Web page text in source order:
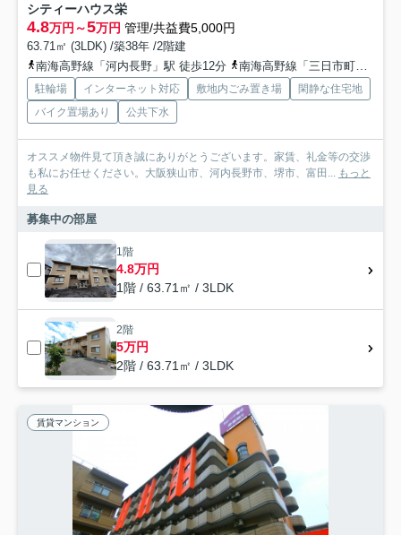
シティーハウス栄
4.8万円～5万円 管理/共益費5,000円
63.71㎡ (3LDK) /築38年 /2階建
南海高野線「河内長野」駅 徒歩12分
南海高野線「三日市町」駅 徒歩26分
駐輪場 インターネット対応 敷地内ごみ置き場
閑静な住宅地
バイク置場あり
公共下水
オススメ物件見て頂き誠にありがとうございます。家賃、礼金等の交渉
も私にお任せください。大阪狭山市、河内長野市、堺市、富田...
もっと
見る
募集中の部屋
1階
4.8万円
1階 / 63.71㎡ / 3LDK
2階
5万円
2階 / 63.71㎡ / 3LDK
賃貸マンション